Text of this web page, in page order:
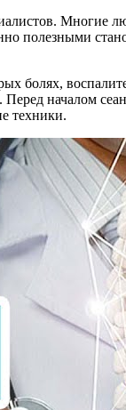
Многие
полезными
болях,
началом
техники.